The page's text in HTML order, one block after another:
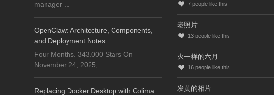
manager ...
OpenClaw: Architecture, Components,
and Deployment Notes
Four Months, 343,000 Stars On
November 24, 2025, ...
Replacing Docker Desktop with Colima
7 people like this
老照片
13 people like this
火一样的六月
16 people like this
发黄的相片